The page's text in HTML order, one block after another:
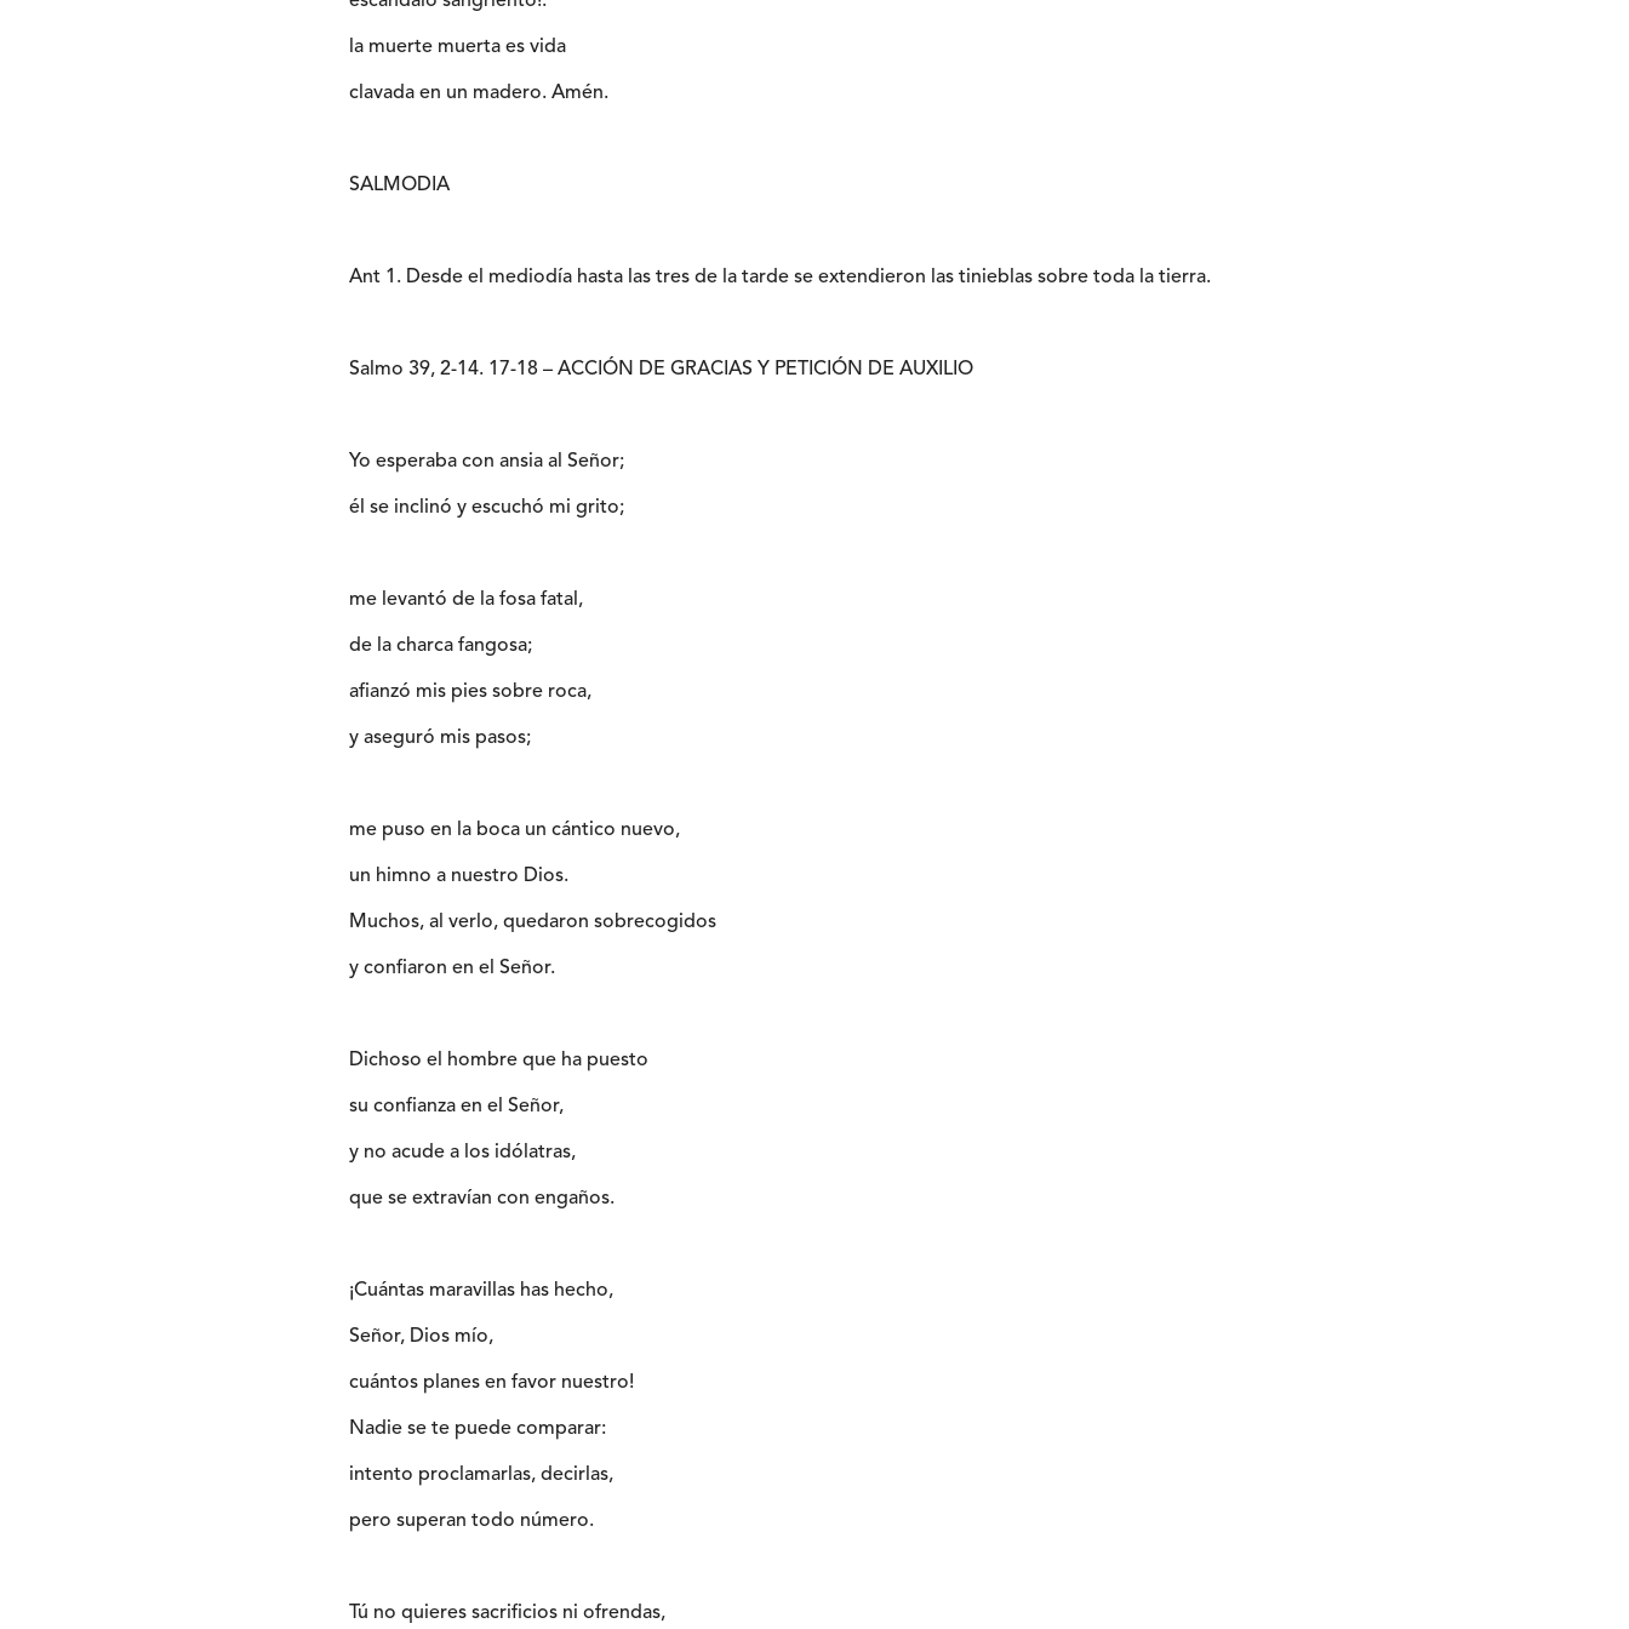
la muerte muerta es vida
clavada en un madero. Amén.
SALMODIA
Ant 1. Desde el mediodía hasta las tres de la tarde se extendieron las tinieblas sobre toda la tierra.
Salmo 39, 2-14. 17-18 – ACCIÓN DE GRACIAS Y PETICIÓN DE AUXILIO
Yo esperaba con ansia al Señor;
él se inclinó y escuchó mi grito;
me levantó de la fosa fatal,
de la charca fangosa;
afianzó mis pies sobre roca,
y aseguró mis pasos;
me puso en la boca un cántico nuevo,
un himno a nuestro Dios.
Muchos, al verlo, quedaron sobrecogidos
y confiaron en el Señor.
Dichoso el hombre que ha puesto
su confianza en el Señor,
y no acude a los idólatras,
que se extravían con engaños.
¡Cuántas maravillas has hecho,
Señor, Dios mío,
cuántos planes en favor nuestro!
Nadie se te puede comparar:
intento proclamarlas, decirlas,
pero superan todo número.
Tú no quieres sacrificios ni ofrendas,